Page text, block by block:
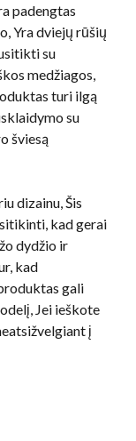
padengtas
Yra dviejų rūšių
su
medžiagos,
turi ilgą
su
šviesą
dizainu, Šis
kad gerai
dydžio ir
kad
gali
Jei ieškote
į